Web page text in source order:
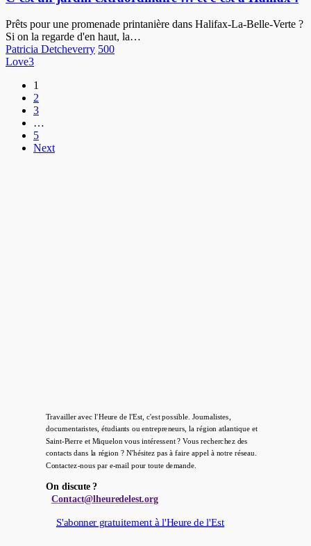
…
et
c’est
à
Halifax
!
Prêts pour une promenade printanière dans Halifax-La-Belle-Verte ?
Si on la regarde d'en haut, la…
Patricia Detcheverry 500
Love3
1
2
3
…
5
Next
Travailler avec l'Heure de l'Est, c'est possible. Journalistes,
documentaristes, étudiants ou entrepreneurs, la région atlantique et
Saint-Pierre et Miquelon vous intéressent ? Vous recherchez des
contacts dans la région ? N'hésitez pas à faire appel à notre réseau.
Contactez-nous par e-mail pour toute demande.
On discute ?
Contact@lheuredelest.org
S'abonner gratuitement à l'Heure de l'Est